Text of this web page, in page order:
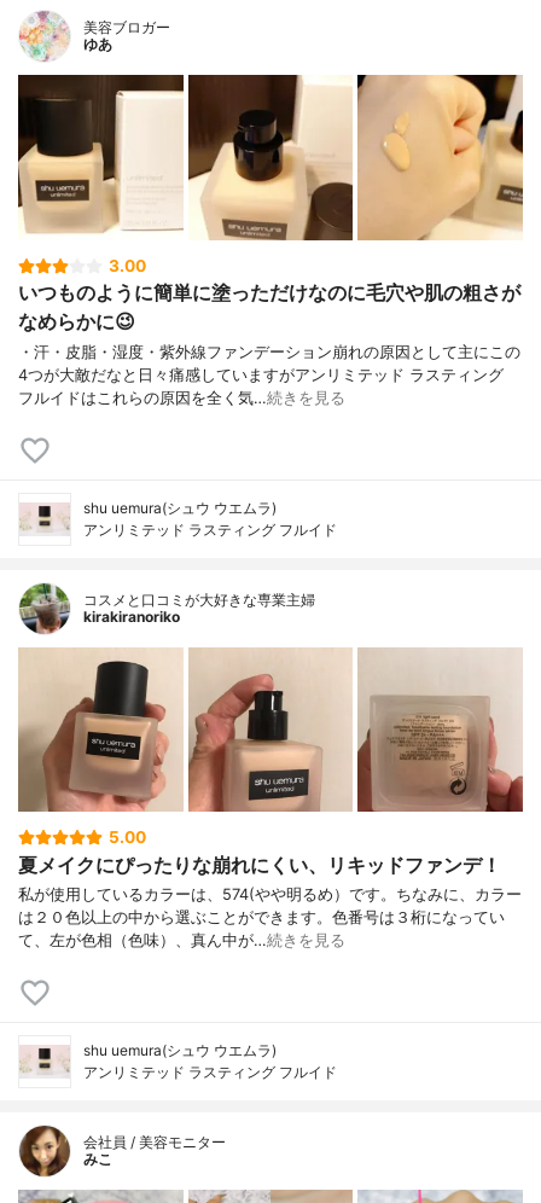
美容ブロガー
ゆあ
3.00
いつものように簡単に塗っただけなのに毛穴や肌の粗さが
なめらかに😉
・汗・皮脂・湿度・紫外線ファンデーション崩れの原因として主にこの
4つが大敵だなと日々痛感していますがアンリミテッド ラスティング
フルイドはこれらの原因を全く気…続きを見る
shu uemura(シュウ ウエムラ)
アンリミテッド ラスティング フルイド
コスメと口コミが大好きな専業主婦
kirakiranoriko
5.00
夏メイクにぴったりな崩れにくい、リキッドファンデ！
私が使用しているカラーは、574(やや明るめ）です。ちなみに、カラー
は２０色以上の中から選ぶことができます。色番号は３桁になってい
て、左が色相（色味）、真ん中が…続きを見る
shu uemura(シュウ ウエムラ)
アンリミテッド ラスティング フルイド
会社員 / 美容モニター
みこ